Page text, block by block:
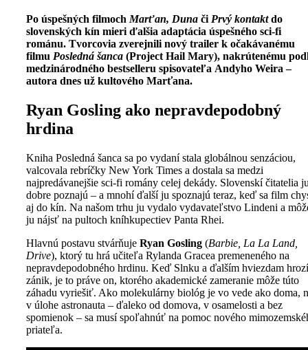
Po úspešných filmoch Marťan, Duna či Prvý kontaktdo
slovenských kín mieri ďalšia adaptácia úspešného sci-fi
románu. Tvorcovia zverejnili nový trailer k očakávanému
filmu Posledná šanca (Project Hail Mary), nakrútenému
medzinárodného bestselleru spisovateľa Andyho Weira –
autora dnes už kultového Marťana.
Ryan Gosling ako nepravdepodobný
hrdina
Kniha Posledná šanca sa po vydaní stala globálnou senzáciou,
valcovala rebríčky New York Times a dostala sa medzi
najpredávanejšie sci-fi romány celej dekády. Slovenskí čitatelia
dobre poznajú – a mnohí ďalší ju spoznajú teraz, keď sa film
aj do kín. Na našom trhu ju vydalo vydavateľstvo Lindeni a
ju nájsť na pultoch kníhkupectiev Panta Rhei.
Hlavnú postavu stvárňuje Ryan Gosling (Barbie, La La Land,
Drive), ktorý tu hrá učiteľa Rylanda Gracea premeneného na
nepravdepodobného hrdinu. Keď Slnku a ďalším hviezdam hrozí
zánik, je to práve on, ktorého akademické zameranie môže túto
záhadu vyriešiť. Ako molekulárny biológ je vo vede ako doma,
v úlohe astronauta – ďaleko od domova, v osamelosti a bez
spomienok – sa musí spoľahnúť na pomoc nového
priateľa.